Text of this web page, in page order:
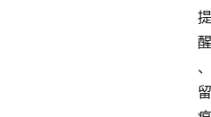
提
醒
、
留